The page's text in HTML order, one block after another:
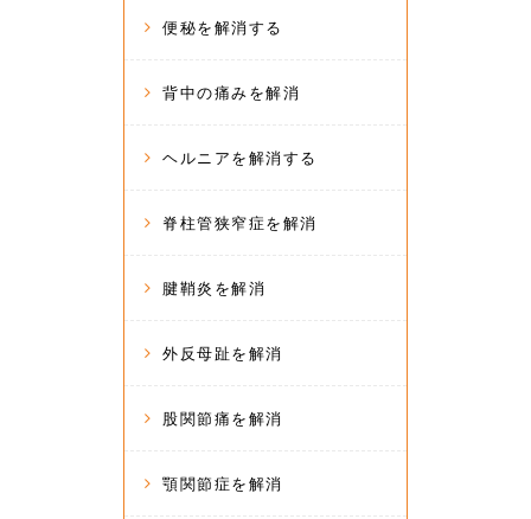
便秘を解消する
背中の痛みを解消
ヘルニアを解消する
脊柱管狭窄症を解消
腱鞘炎を解消
外反母趾を解消
股関節痛を解消
顎関節症を解消